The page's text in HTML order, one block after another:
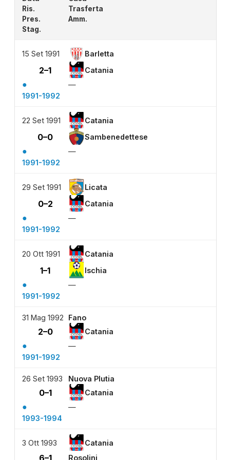
Ris.
Trasferta
Pres.
Amm.
Stag.
15 Set 1991 Barletta
2–1 Catania
●
—
1991-1992
22 Set 1991 Catania
0–0 Sambenedettese
●
—
1991-1992
29 Set 1991 Licata
0–2 Catania
●
—
1991-1992
20 Ott 1991 Catania
1–1 Ischia
●
—
1991-1992
31 Mag 1992 Fano
2–0 Catania
●
—
1991-1992
26 Set 1993 Nuova Plutia
0–1 Catania
●
—
1993-1994
3 Ott 1993 Catania
6–1 Rosolini